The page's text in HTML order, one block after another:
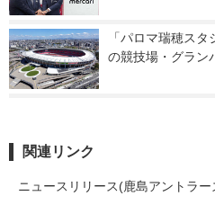
「パロマ瑞穂ス
の競技場・グラン
関連リンク
ニュースリリース(鹿島アントラー